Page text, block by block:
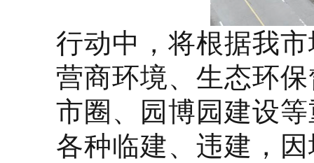
行动中，将根据我
营商环境、生态环
市圈、园博园建设
各种临建、违建，